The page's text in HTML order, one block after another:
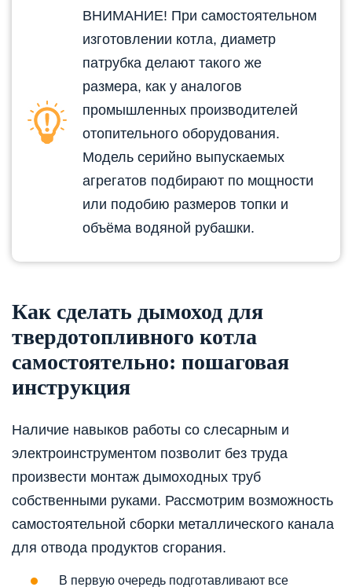
ВНИМАНИЕ! При самостоятельном
изготовлении котла, диаметр
патрубка делают такого же
размера, как у аналогов
промышленных производителей
отопительного оборудования.
Модель серийно выпускаемых
агрегатов подбирают по мощности
или подобию размеров топки и
объёма водяной рубашки.
Как сделать дымоход для
твердотопливного котла
самостоятельно: пошаговая
инструкция
Наличие навыков работы со слесарным и
электроинструментом позволит без труда
произвести монтаж дымоходных труб
собственными руками. Рассмотрим возможность
самостоятельной сборки металлического канала
для отвода продуктов сгорания.
В первую очередь подготавливают все